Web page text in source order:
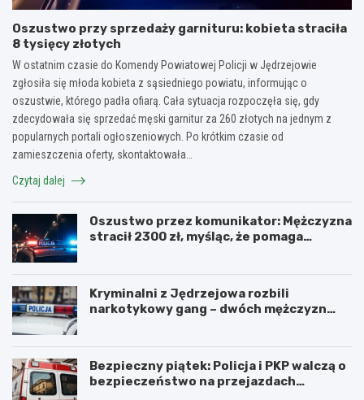
Oszustwo przy sprzedaży garnituru: kobieta straciła
8 tysięcy złotych
W ostatnim czasie do Komendy Powiatowej Policji w Jędrzejowie
zgłosiła się młoda kobieta z sąsiedniego powiatu, informując o
oszustwie, którego padła ofiarą. Cała sytuacja rozpoczęła się, gdy
zdecydowała się sprzedać męski garnitur za 260 złotych na jednym z
popularnych portali ogłoszeniowych. Po krótkim czasie od
zamieszczenia oferty, skontaktowała…
Czytaj dalej
Oszustwo przez komunikator: Mężczyzna
stracił 2300 zł, myśląc, że pomaga
Kryminalni z Jędrzejowa rozbili
narkotykowy gang – dwóch mężczyzn
Bezpieczny piątek: Policja i PKP walczą o
bezpieczeństwo na przejazdach